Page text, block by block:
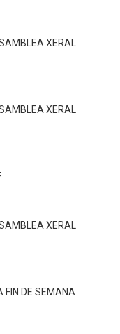
XERAL
XERAL
XERAL
FIN DE SEMANA